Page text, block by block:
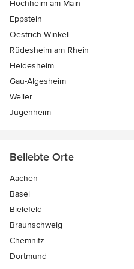
Hochheim am Main
Eppstein
Oestrich-Winkel
Rüdesheim am Rhein
Heidesheim
Gau-Algesheim
Weiler
Jugenheim
Beliebte Orte
Aachen
Basel
Bielefeld
Braunschweig
Chemnitz
Dortmund